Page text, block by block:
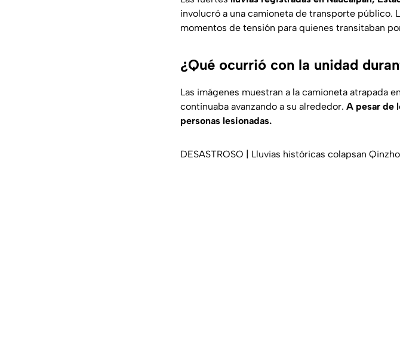
involucró a una camioneta de transporte público.
momentos de tensión para quienes transitaban
¿Qué ocurrió con la unidad
Las imágenes muestran a la camioneta atrapada
continuaba avanzando a su alrededor. A pesar de
personas lesionadas.
DESASTROSO | Lluvias históricas colapsan